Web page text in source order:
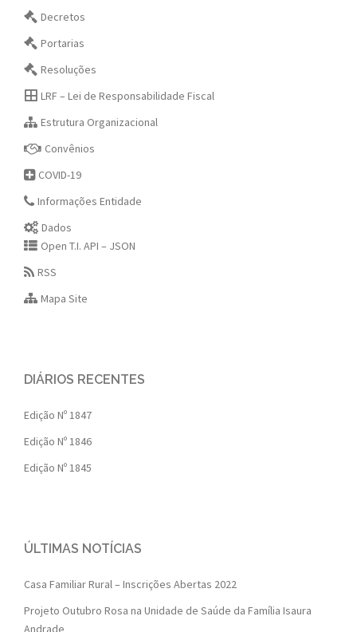
Decretos
Portarias
Resoluções
LRF – Lei de Responsabilidade Fiscal
Estrutura Organizacional
Convênios
COVID-19
Informações Entidade
Dados
Open T.I. API – JSON
RSS
Mapa Site
DIÁRIOS RECENTES
Edição Nº 1847
Edição Nº 1846
Edição Nº 1845
ÚLTIMAS NOTÍCIAS
Casa Familiar Rural – Inscrições Abertas 2022
Projeto Outubro Rosa na Unidade de Saúde da Família Isaura
Andrade